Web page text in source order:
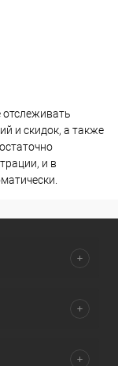
и скидок, а также
и в